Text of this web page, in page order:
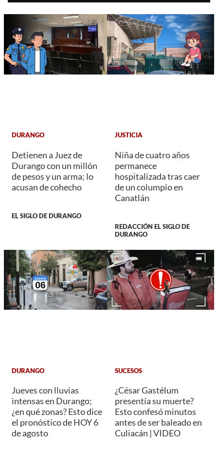
DURANGO
Detienen a Juez de
Durango con un millón
de pesos y un arma; lo
acusan de cohecho
EL SIGLO DE DURANGO
JUSTICIA
Niña de cuatro años
permanece
hospitalizada tras caer
de un columpio en
Canatlán
REDACCIÓN EL SIGLO DE
DURANGO
DURANGO
Jueves con lluvias
intensas en Durango;
¿en qué zonas? Esto dice
el pronóstico de HOY 6
de agosto
SUCESOS
¿César Gastélum
presentía su muerte?
Esto confesó minutos
antes de ser baleado en
Culiacán | VIDEO